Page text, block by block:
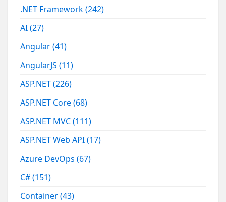
.NET Framework(242)
AI(27)
Angular(41)
AngularJS(11)
ASP.NET(226)
ASP.NET Core(68)
ASP.NET MVC(111)
ASP.NET Web API(17)
Azure DevOps(67)
C#(151)
Container(43)